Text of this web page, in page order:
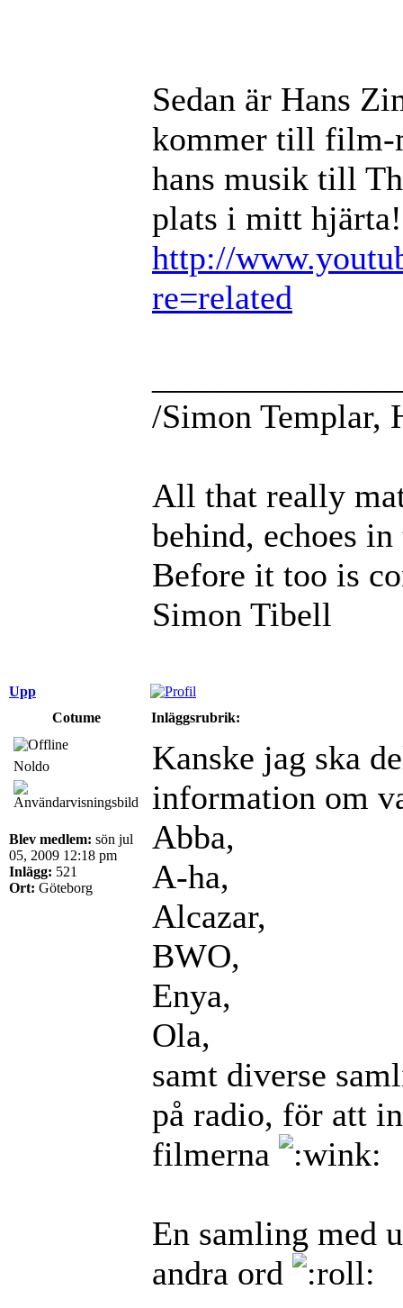
Sedan är Hans
kommer till film-
hans musik till
plats i mitt hjärta!
http://
re=related
/Simon Templar,
All that really
behind, echoes
Before it too is
Simon Tibell
Upp
Cotume
Inläggsrubrik:
Noldo
Blev medlem: sön jul
05, 2009 12:18 pm
Inlägg: 521
Ort: Göteborg
Kanske jag ska
information om
Abba,
A-ha,
Alcazar,
BWO,
Enya,
Ola,
samt diverse
på radio, för att
filmerna
En samling med
andra ord